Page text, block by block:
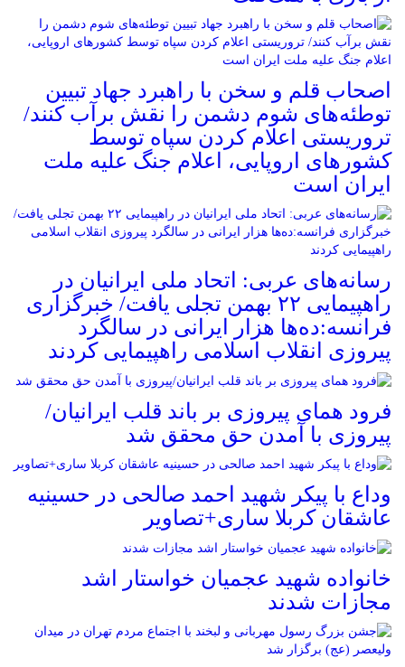
اصحاب قلم و سخن با راهبرد جهاد تبیین
توطئه‌های شوم دشمن را نقش برآب کنند/
تروریستی اعلام کردن سپاه توسط
کشورهای اروپایی، اعلام جنگ علیه ملت
ایران است
رسانه‌های عربی: اتحاد ملی ایرانیان در
راهپیمایی ۲۲ بهمن تجلی یافت/ خبرگزاری
فرانسه:ده‌ها هزار ایرانی در سالگرد
پیروزی انقلاب اسلامی راهپیمایی کردند
فرود همای پیروزی بر باند قلب ایرانیان/
پیروزی با آمدن حق محقق شد
وداع با پیکر شهید احمد صالحی‌ در حسینیه
عاشقان کربلا ساری+تصاویر
خانواده شهید عجمیان خواستار اشد
مجازات شدند